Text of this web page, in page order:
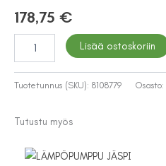
178,75 €
LÄMPÖPUMPPU
VARUSTE
ETÄOHJAIN
ILMA-
määrä
Lisää ostoskoriin
Tuotetunnus (SKU): 8108779 Osasto:
Tutustu myös